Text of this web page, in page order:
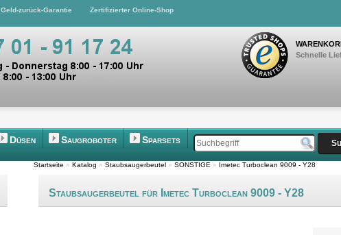
Geld-zurück-Garantie Zertifizierter Online-Shop
Schnelle
Düsen Saugroboter Sparsets
Startseite » Katalog » Staubsaugerbeutel » SONSTIGE » Imetec Turboclean 9009 - Y28
Staubsaugerbeutel für Imetec Turboclean 9009 - Y28